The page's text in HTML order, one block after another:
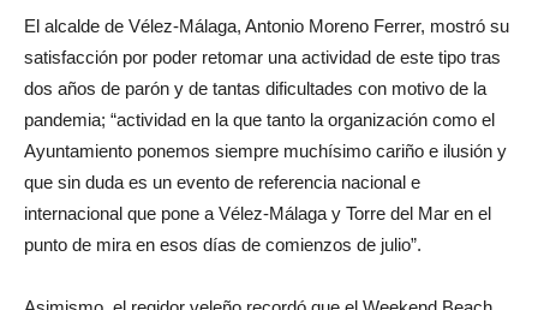
El alcalde de Vélez-Málaga, Antonio Moreno Ferrer, mostró su
satisfacción por poder retomar una actividad de este tipo tras
dos años de parón y de tantas dificultades con motivo de la
pandemia; “actividad en la que tanto la organización como el
Ayuntamiento ponemos siempre muchísimo cariño e ilusión y
que sin duda es un evento de referencia nacional e
internacional que pone a Vélez-Málaga y Torre del Mar en el
punto de mira en esos días de comienzos de julio”.